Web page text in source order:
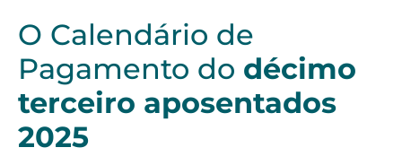
O Calendário de
Pagamento do décimo
terceiro aposentados
2025